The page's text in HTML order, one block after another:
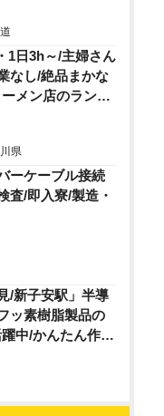
1日3h～/主婦さん
なし/絶品まかな
メン店のランチ
県
ーケーブル接続
査/即入寮/製造・
/新子安駅」半導
ッ素樹脂製品の
中/かんたん作